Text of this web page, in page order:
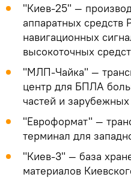
"Киев-25" —
аппаратных
навигационных
высокоточных
"МЛП-Чайка" —
центр для БПЛА
частей и
"Евроформат" —
терминал для
"Киев-3" — база
материалов